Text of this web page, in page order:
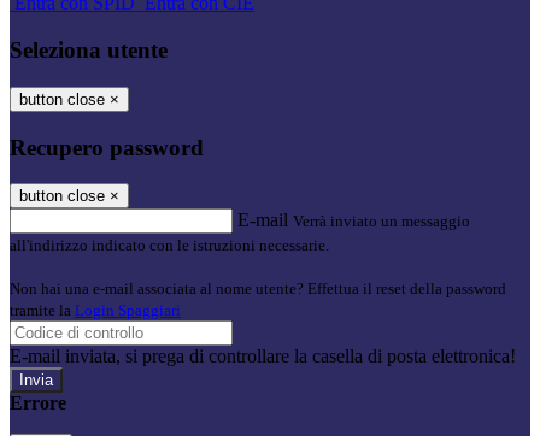
Seleziona utente
button close ×
Recupero password
button close ×
E-mail Verrà inviato un messaggio
all'indirizzo indicato con le istruzioni necessarie.
Non hai una e-mail associata al nome utente? Effettua il reset della password
tramite la Login Spaggiari
E-mail inviata, si prega di controllare la casella di posta elettronica!
Errore